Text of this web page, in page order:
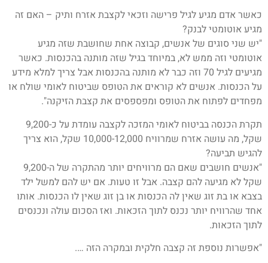
כאשר אדם מגיע לגיל פרישה וזכאי לקצבת אזרח ותיק – האם זה
מגיע אוטומטי לבנק?
"יש שני סוגים של אנשים, קבוצה אחת שחושבת שזה מגיע
אוטומטי וזה ממש לא, במיוחד בגיל שזה מותנה בהכנסות. כאשר
מגיעים לגיל 70 וזה כבר לא מותנה בהכנסות אבל צריך למלא מידע
על הכנסות. אנשים לא קוראים את הטופס שביטוח לאומי שולח או
מפחדים לפתוח את הטופס ומפספסים את קצבת הזיקנה".
תקרת הכנסה בביטוח לאומי המזכה לקצבה עומדת על כ-9,200
שקל, מה עושה אזרח שמרוויח 10,000-12,000 שקל, הוא צריך
להגיש תביעה?
"אנשים חושבים שאם הם מרוויחים יותר מהתקרה של ה-9,200
שקל לא מגיעה להם קצבה. אבל זו טעות. אם יש להם למשל ילד
בצבא או בת זוג שאין לה הכנסות או בן זוג שאין לו הכנסות. אותו
אחד שהרוויח יותר נכנס לתוך הזכאות. ואז הסכום עולה ונכנסים
לתוך הזכאות.
"אפשרות נוספת זה קצבה חלקית ובמקרה הזה ….